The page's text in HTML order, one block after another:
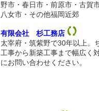
野市・春日市・前原市・古賀
八女市・その他福岡近郊
有限会社 杉工務店
太宰府・筑紫野で30年以上。
工事から新築工事まで幅広く
にお問い合わせください。